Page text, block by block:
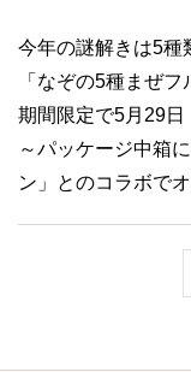
今年の謎解きは5種
「なぞの5種まぜフ
期間限定で5月29日
～パッケージ中箱
ン」とのコラボで